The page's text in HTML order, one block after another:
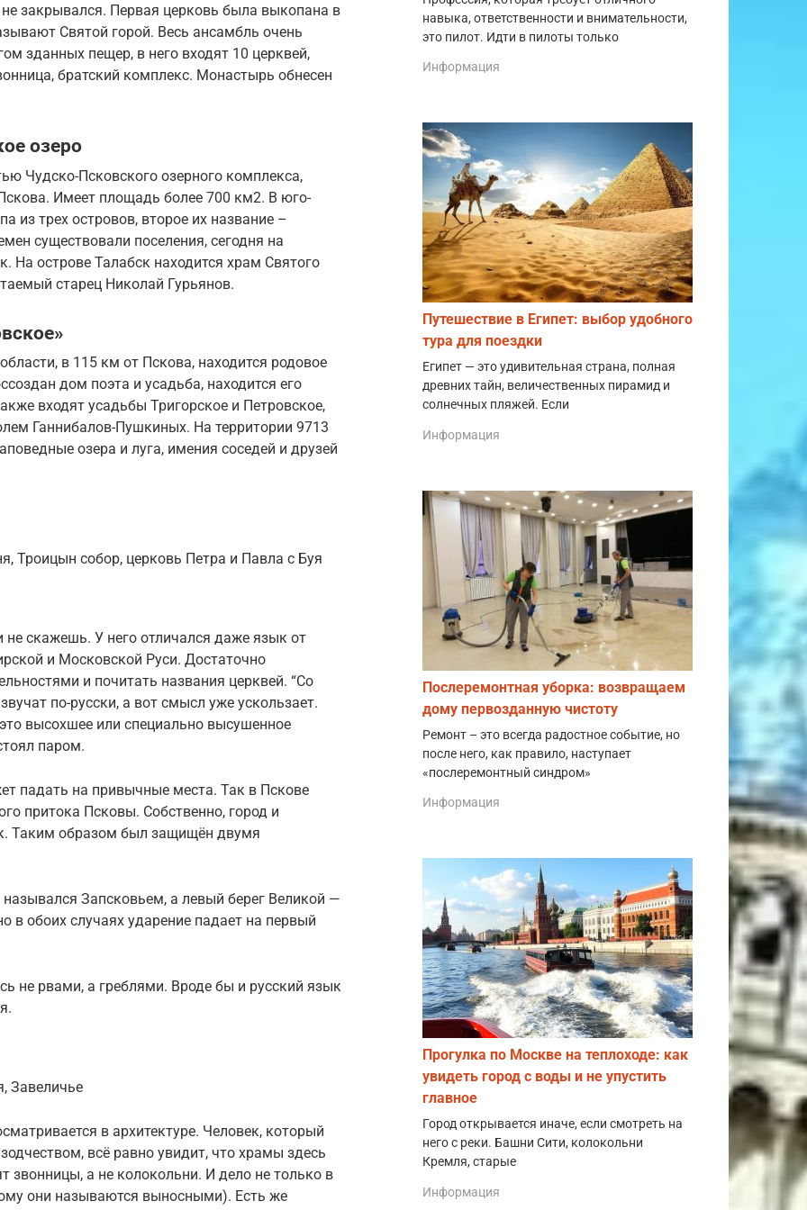
закрывался. Первая церковь была выкопана в
Святой горой. Весь ансамбль очень
зданных пещер, в него входят 10 церквей,
братский комплекс. Монастырь обнесен
озеро
Чудско-Псковского озерного комплекса,
Имеет площадь более 700 км2. В юго-
из трех островов, второе их название –
существовали поселения, сегодня на
На острове Талабск находится храм Святого
старец Николай Гурьянов.
в 115 км от Пскова, находится родовое
дом поэта и усадьба, находится его
входят усадьбы Тригорское и Петровское,
Ганнибалов-Пушкиных. На территории 9713
озера и луга, имения соседей и друзей
Троицын собор, церковь Петра и Павла с Буя
скажешь. У него отличался даже язык от
и Московской Руси. Достаточно
и почитать названия церквей. “Со
по-русски, а вот смысл уже ускользает.
высохшее или специально высушенное
паром.
падать на привычные места. Так в Пскове
притока Псковы. Собственно, город и
Таким образом был защищён двумя
Запсковьем, а левый берег Великой —
в обоих случаях ударение падает на первый
не рвами, а греблями. Вроде бы и русский язык
Завеличье
в архитектуре. Человек, который
всё равно увидит, что храмы здесь
звонницы, а не колокольни. И дело не только в
они называются выносными). Есть же
навыка, ответственности и внимательности,
это пилот. Идти в пилоты только
Информация
Путешествие в Египет: выбор удобного
тура для поездки
Египет — это удивительная страна, полная
древних тайн, величественных пирамид и
солнечных пляжей. Если
Информация
Послеремонтная уборка: возвращаем
дому первозданную чистоту
Ремонт – это всегда радостное событие, но
после него, как правило, наступает
«послеремонтный синдром»
Информация
Прогулка по Москве на теплоходе: как
увидеть город с воды и не упустить
главное
Город открывается иначе, если смотреть на
него с реки. Башни Сити, колокольни
Кремля, старые
Информация